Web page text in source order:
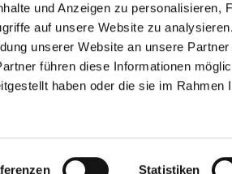
und Anzeigen zu personalisieren,
auf unsere Website zu
unserer Website an unsere
führen diese Informationen
haben oder die sie im Rahmen
Statistiken
Kontaktinformationen